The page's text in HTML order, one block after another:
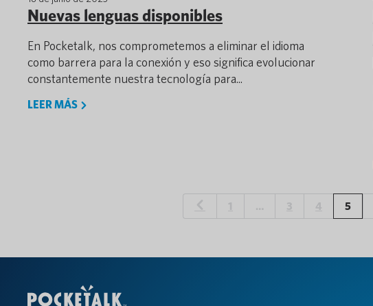
Nuevas lenguas disponibles
En Pocketalk, nos comprometemos a eliminar el idioma
como barrera para la conexión y eso significa evolucionar
constantemente nuestra tecnología para...
LEER MÁS
1 … 3 4 5